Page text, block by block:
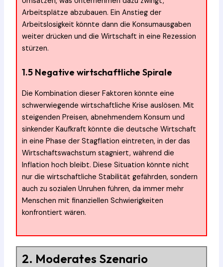
Arbeitsplätze abzubauen. Ein Anstieg der
Arbeitslosigkeit könnte dann die Konsumausgaben
weiter drücken und die Wirtschaft in eine Rezession
stürzen.
1.5 Negative wirtschaftliche Spirale
Die Kombination dieser Faktoren könnte eine
schwerwiegende wirtschaftliche Krise auslösen. Mit
steigenden Preisen, abnehmendem Konsum und
sinkender Kaufkraft könnte die deutsche Wirtschaft
in eine Phase der Stagflation eintreten, in der das
Wirtschaftswachstum stagniert, während die
Inflation hoch bleibt. Diese Situation könnte nicht
nur die wirtschaftliche Stabilität gefährden, sondern
auch zu sozialen Unruhen führen, da immer mehr
Menschen mit finanziellen Schwierigkeiten
konfrontiert wären.
2. Moderates Szenario